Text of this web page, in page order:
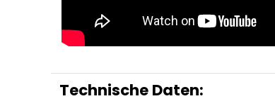
Technische Daten: